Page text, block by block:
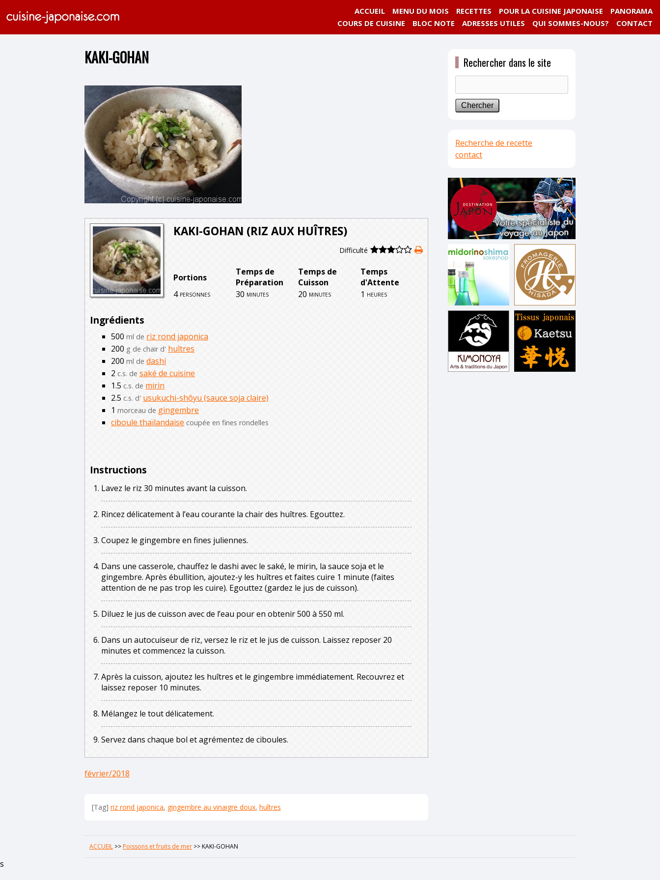
PANORAMA
POUR LA CUISINE JAPONAISE
RECETTES
MENU DU MOIS
ACCUEIL
CONTACT
QUI SOMMES-NOUS?
ADRESSES UTILES
BLOC NOTE
COURS DE CUISINE
KAKI-GOHAN
KAKI-GOHAN (RIZ AUX HUÎTRES)
Difficulté
Portions
Temps de
Préparation
4 personnes 30 minutes
Temps de
Cuisson
Temps
d'Attente
20 minutes 1 heures
Ingrédients
500 ml de riz rond japonica
200 g de chair d' huîtres
200 ml de dashi
2 c.s. de saké de cuisine
1.5 c.s. de mirin
2.5 c.s. d' usukuchi-shôyu (sauce soja claire)
1 morceau de gingembre
ciboule thaïlandaise coupée en fines rondelles
Instructions
Lavez le riz 30 minutes avant la cuisson.
Rincez délicatement à l’eau courante la chair des huîtres. Egouttez.
Coupez le gingembre en fines juliennes.
Dans une casserole, chauffez le dashi avec le saké, le mirin, la sauce soja et le
gingembre. Après ébullition, ajoutez-y les huîtres et faites cuire 1 minute (faites
attention de ne pas trop les cuire). Egouttez (gardez le jus de cuisson).
Diluez le jus de cuisson avec de l’eau pour en obtenir 500 à 550 ml.
Dans un autocuiseur de riz, versez le riz et le jus de cuisson. Laissez reposer 20
minutes et commencez la cuisson.
Après la cuisson, ajoutez les huîtres et le gingembre immédiatement. Recouvrez et
laissez reposer 10 minutes.
Mélangez le tout délicatement.
Servez dans chaque bol et agrémentez de ciboules.
février/2018
[Tag] riz rond japonica, gingembre au vinaigre doux, huîtres
Rechercher dans le site
Recherche de recette
contact
ACCUEIL >>Poissons et fruits de mer >>KAKI-GOHAN
s